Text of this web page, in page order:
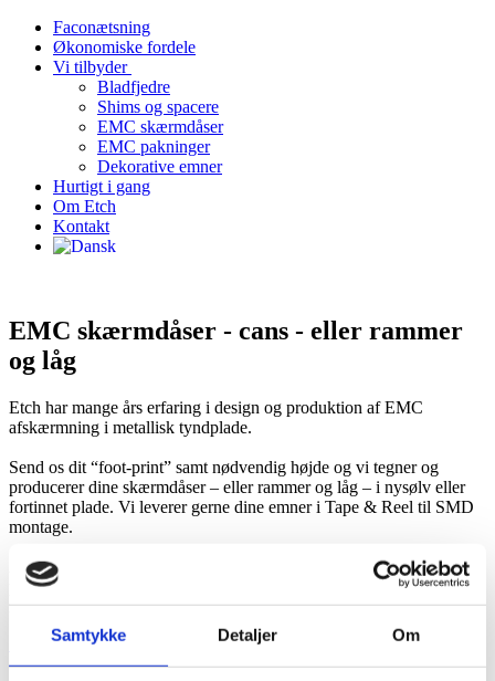
Samtykke Detaljer Om
Faconætsning
Økonomiske fordele
Vi tilbyder
Bladfjedre
Shims og spacere
EMC skærmdåser
EMC pakninger
Dekorative emner
Hurtigt i gang
Om Etch
Kontakt
EMC skærmdåser - cans - eller rammer
og låg
Etch har mange års erfaring i design og produktion af EMC
afskærmning i metallisk tyndplade.
Send os dit “foot-print” samt nødvendig højde og vi tegner og
producerer dine skærmdåser – eller rammer og låg – i nysølv eller
fortinnet plade. Vi leverer gerne dine emner i Tape & Reel til SMD
montage.
Alternativt til rammer og låg kan vi lave dine skærmdåser med
perforeret kant, så låget kan pilles af med en spidstang. Reserve-låg
med låse leveres som reservedele.
SE ALLE PRODUKTER